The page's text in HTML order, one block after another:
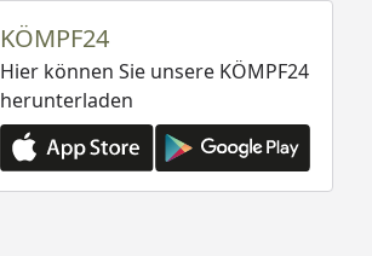
KÖMPF24
Hier können Sie unsere KÖMPF24
herunterladen